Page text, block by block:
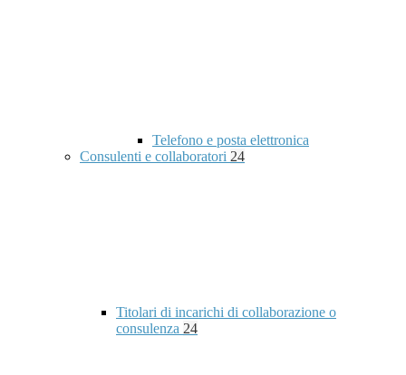
Telefono e posta elettronica
Consulenti e collaboratori 24
Titolari di incarichi di collaborazione o
consulenza 24